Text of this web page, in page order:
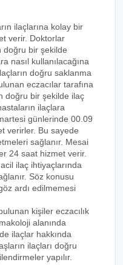
ilaçlarına kolay bir
verir. Doktorlar
doğru bir şekilde
nasıl kullanılacağına
doğru saklanma
eczacılar tarafına
doğru bir şekilde ilaç
ilaçlara
günlerinde 00.09
verirler. Bu sayede
sağlanır. Mesai
24 saat hizmet verir.
ilaç ihtiyaçlarında
Söz konusu
ardı edilmemesi
kişiler eczacılık
alanında
ilaçlar hakkında
ilaçları doğru
yapılır.